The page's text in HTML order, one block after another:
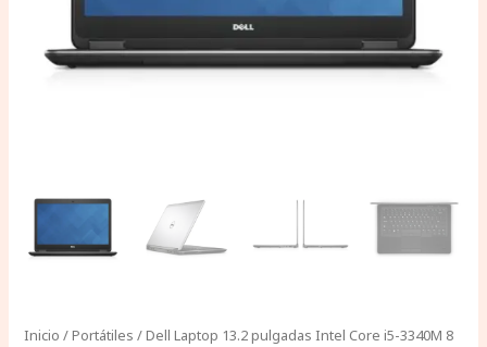
Inicio /Portátiles / Dell Laptop 13.2 pulgadas Intel Core i5-3340M 8